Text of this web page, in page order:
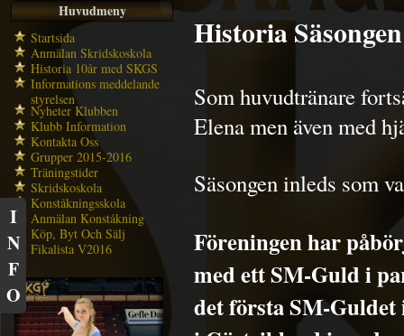
Huvudmeny
Startsida
Anmälan Skridskoskola
Historia 10år med SKGS
Informations meddelande
styrelsen
Nyheter Klubben
Klubb Information
Kontakta Oss
Grupper 2015-2016
Träningstider
Skridskoskola
Konståkningsskola
Anmälan Konståkning
Köp, Byt Och Sälj
Fikalista V2016
Historia
Som huvudtränare
Elena men även med
Säsongen inleds som
Föreningen har
med ett SM-Guld i
det första SM-Guldet
I
N
F
O